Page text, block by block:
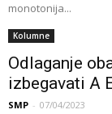
monotonija...
Kolumne
Odlaganje
izbegavati A
SMP - 07/04/2023